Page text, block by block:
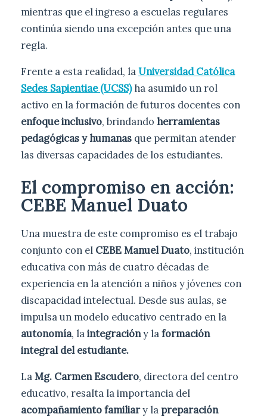
mientras que el ingreso a escuelas regulares
continúa siendo una excepción antes que una
regla.
Frente a esta realidad, laUniversidad Católica
Sedes Sapientiae (UCSS)ha asumido un rol
activo en la formación de futuros docentes con
enfoque inclusivo, brindando herramientas
pedagógicasy humanas que permitan atender
las diversas capacidades de los estudiantes.
El compromiso en acción:
CEBE Manuel Duato
Una muestra de este compromiso es el trabajo
conjunto con el CEBE Manuel Duato, institución
educativa con más de cuatro décadas de
experiencia en la atención a niños y jóvenes con
discapacidad intelectual. Desde sus aulas, se
impulsa un modelo educativo centrado en la
autonomía, laintegracióny laformación
integral del estudiante.
LaMg. Carmen Escudero, directora del centro
educativo, resalta la importancia del
acompañamiento familiary la preparación